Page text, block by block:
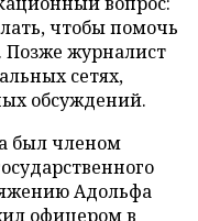
чтобы помочь
Позже журналист
сетях,
обсуждений.
был членом
Адольфа
офицером в